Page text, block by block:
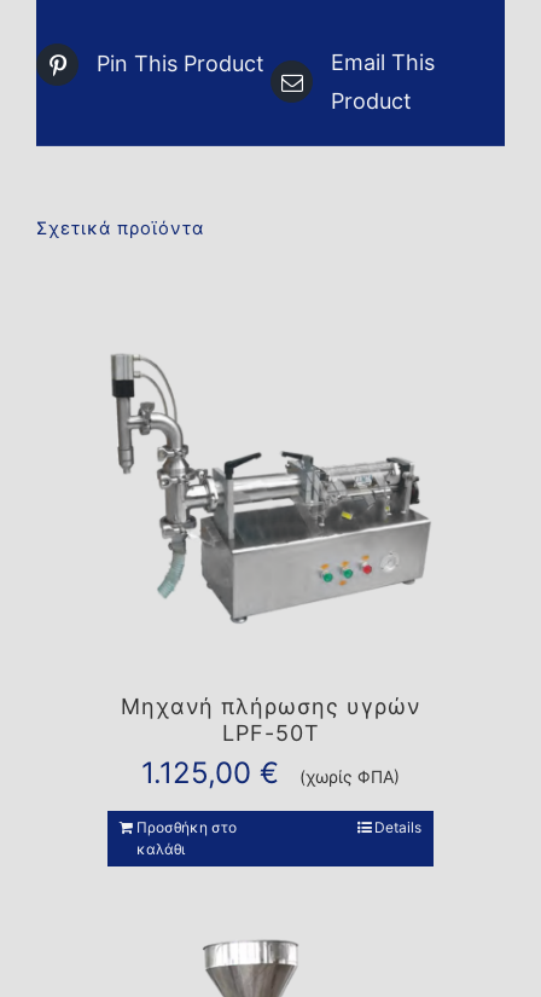
Pin This Product
Email This
Product
Σχετικά προϊόντα
Μηχανή πλήρωσης υγρών
LPF-50T
1.125,00 € (χωρίς ΦΠΑ)
Προσθήκη στο
καλάθι
Details